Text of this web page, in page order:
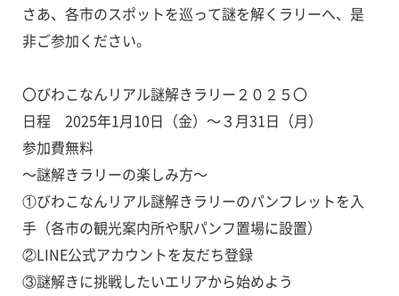
さあ、各市のスポットを巡って謎を解くラリーへ、是
非ご参加ください。
〇びわこなんリアル謎解きラリー２０２５〇
日程 2025年1月10日（金）～３月31日（月）
参加費無料
～謎解きラリーの楽しみ方～
①びわこなんリアル謎解きラリーのパンフレットを入
手（各市の観光案内所や駅パンフ置場に設置）
②LINE公式アカウントを友だち登録
③謎解きに挑戦したいエリアから始めよう